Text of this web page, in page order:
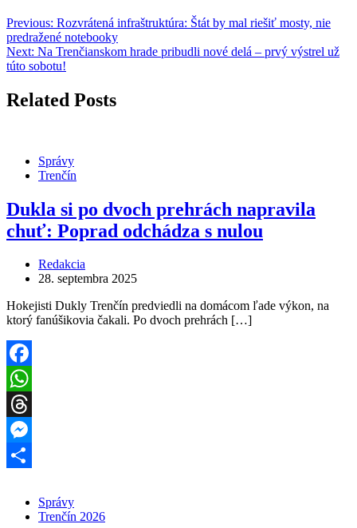
Previous: Rozvrátená infraštruktúra: Štát by mal riešiť mosty, nie
predražené notebooky
Next: Na Trenčianskom hrade pribudli nové delá – prvý výstrel už
túto sobotu!
Related Posts
Správy
Trenčín
Dukla si po dvoch prehrách napravila
chuť: Poprad odchádza s nulou
Redakcia
28. septembra 2025
Hokejisti Dukly Trenčín predviedli na domácom ľade výkon, na
ktorý fanúšikovia čakali. Po dvoch prehrách […]
Facebook
WhatsApp
Threads
Messenger
Správy
Trenčín 2026